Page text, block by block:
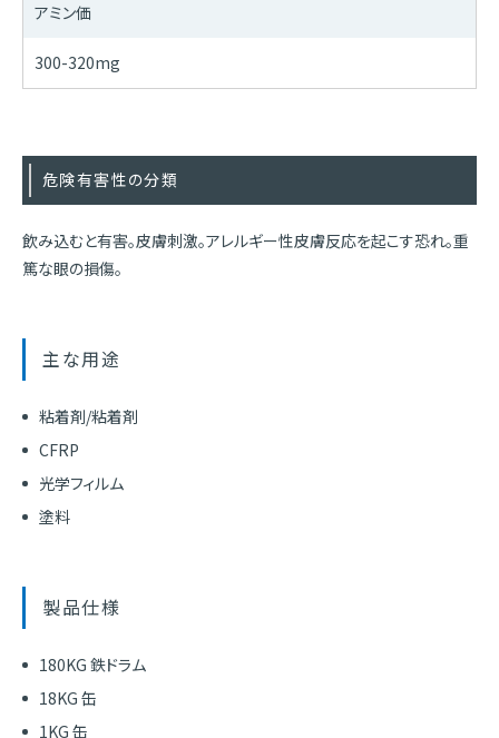
アミン価
300-320mg
危険有害性の分類
飲み込むと有害。皮膚刺激。アレルギー性皮膚反応を起こす恐れ。重
篤な眼の損傷。
主な用途
粘着剤/粘着剤
CFRP
光学フィルム
塗料
製品仕様
180KG 鉄ドラム
18KG 缶
1KG 缶